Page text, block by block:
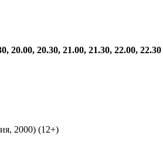
20.00, 20.30, 21.00, 21.30, 22.00, 22.30
2000) (12+)